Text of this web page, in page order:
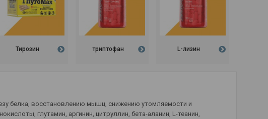
Тирозин триптофан L-лизин
белка, восстановлению мышц, снижению утомляемости и
глутамин, аргинин, цитруллин, бета-аланин, L-теанин,